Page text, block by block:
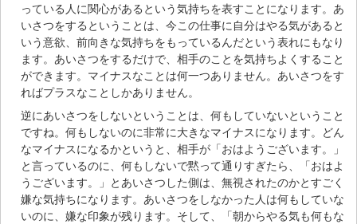
っている人に関心があるという気持ちを表すことになります。あ
いさつをするということは、今この仕事に自分はやる気があると
いう意欲、前向きな気持ちをもっているんだという表れにもなり
ます。あいさつをするだけで、相手のことを気持ちよくすること
ができます。マイナスなことは何一つありません。あいさつをす
ればプラスなことしかありません。
逆にあいさつをしないということは、何もしていないということ
ですね。何もしないのに非常に大きなマイナスになります。どん
なマイナスになるかというと、相手が「おはようございます。」
と言っているのに、何もしないで黙って通りすぎたら、「おはよ
うございます。」とあいさつした側は、無視されたのかとすごく
嫌な気持ちになります。あいさつをしなかった人は何もしていな
いのに、嫌な印象が残ります。そして、「朝からやる気も何もな